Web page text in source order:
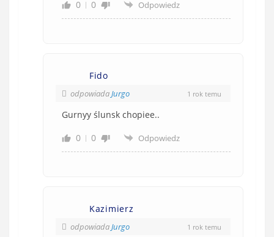
0
0 Odpowiedz
Fido
odpowiadaJurgo 1 rok temu
Gurnyy ślunsk chopiee..
0
0 Odpowiedz
Kazimierz
odpowiadaJurgo 1 rok temu